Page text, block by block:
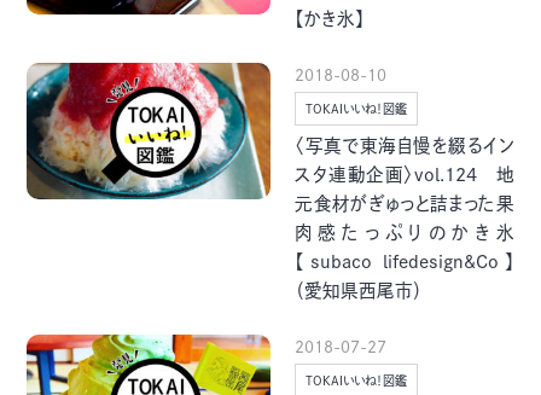
グルメ・まち イベント
検索する
【かき氷】
2018-08-10
TOKAIいいね！図鑑
〈写真で東海自慢を綴るイン
スタ連動企画〉vol.124 地
元食材がぎゅっと詰まった果
肉感たっぷりのかき氷
【subaco lifedesign&Co】
（愛知県西尾市）
2018-07-27
TOKAIいいね！図鑑